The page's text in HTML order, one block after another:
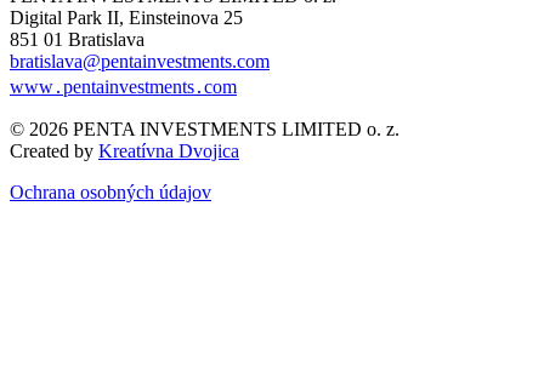
Digital Park II, Einsteinova 25
851 01 Bratislava
bratislava@pentainvestments.com
www․pentainvestments․com
© 2026 PENTA INVESTMENTS LIMITED o. z.
Created by Kreatívna Dvojica
Ochrana osobných údajov